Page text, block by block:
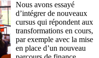
Nous avons essayé
d’intégrer de nouveaux
cursus qui répondent aux
transformations en cours,
par exemple avec la mise
en place d’un nouveau